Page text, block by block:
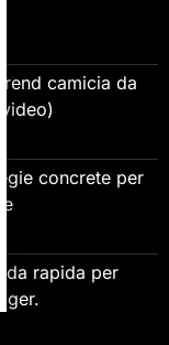
camicia da
concrete per
rapida per